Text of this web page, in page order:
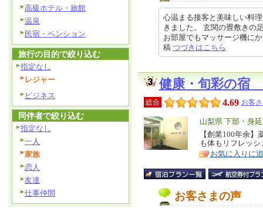
心温まる接客と美味しい料
きました。 玄関の畳敷きの
お部屋でもマッサージ機に
稿 つづきはこちら
健康・旬彩の
総合 4.69 お客
エ
リ
ア
山梨県 下部・身
特
徴
【創業100年余
も体もリフレッ
お気に入りに
お客さまの声
高級ホテル・旅館
温泉
民宿・ペンション
旅行の目的で絞り込む
指定なし
レジャー
ビジネス
同伴者で絞り込む
指定なし
一人
家族
恋人
友達
仕事仲間